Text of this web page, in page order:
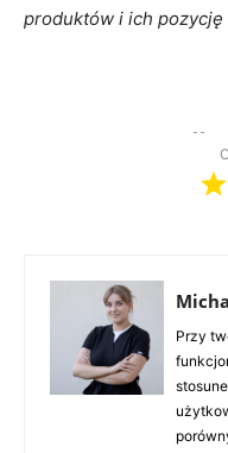
produktów i ich pozycję
Przy